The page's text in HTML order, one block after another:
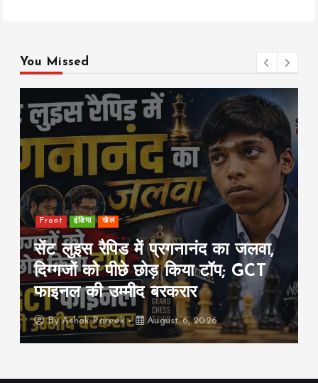
You Missed
प्रगनानंद का जलवा,
छोड़ किया टॉप; GCT
बरकरार
August 6, 2026
international
शेख हसीना की
बांग्लादेश नाराज़,
वाले असर की
By Ashok Pareek